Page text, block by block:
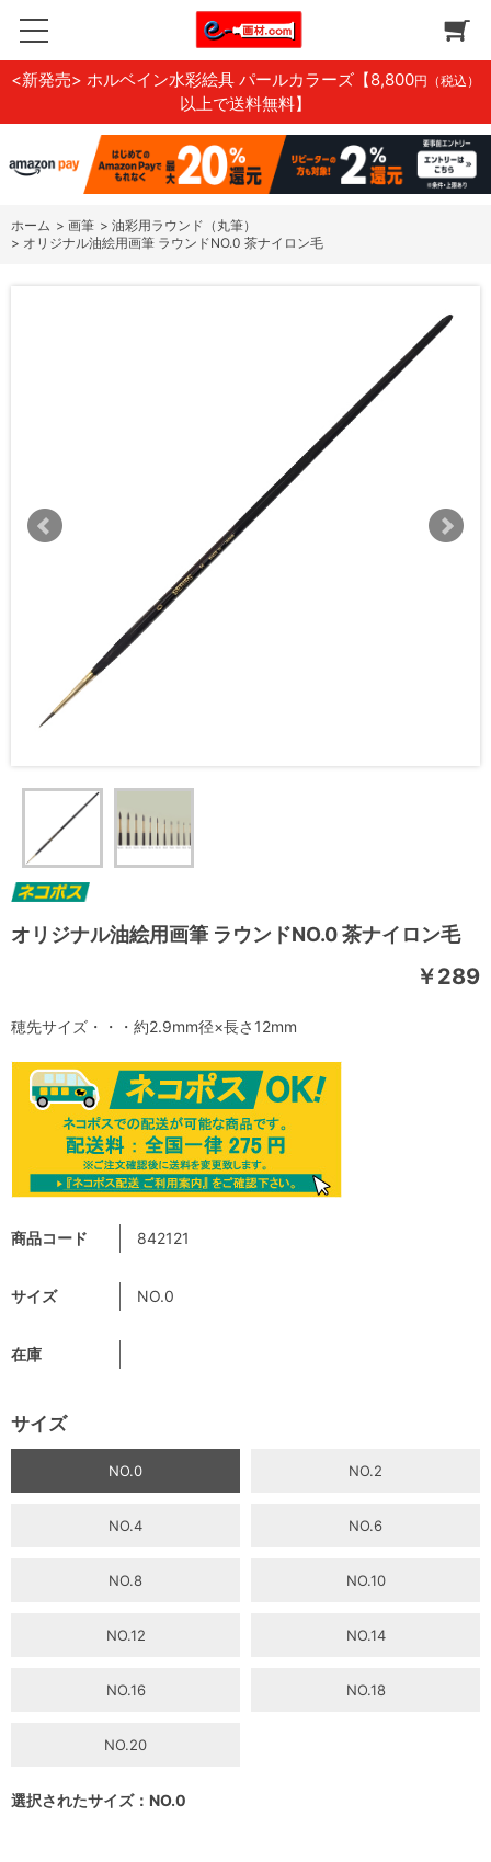
<新発売> ホルベイン水彩絵具 パールカラーズ 【8,800円（税込）
以上で送料無料】
ホーム > 画筆 > 油彩用ラウンド（丸筆）
> オリジナル油絵用画筆 ラウンドNO.0 茶ナイロン毛
オリジナル油絵用画筆 ラウンドNO.0 茶ナイロン毛
￥289
商品コード 842121
サイズ NO.0
在庫
サイズ
NO.0 NO.2
NO.4 NO.6
NO.8 NO.10
NO.12 NO.14
NO.16 NO.18
NO.20
選択されたサイズ：NO.0
穂先サイズ・・・約2.9mm径×長さ12mm